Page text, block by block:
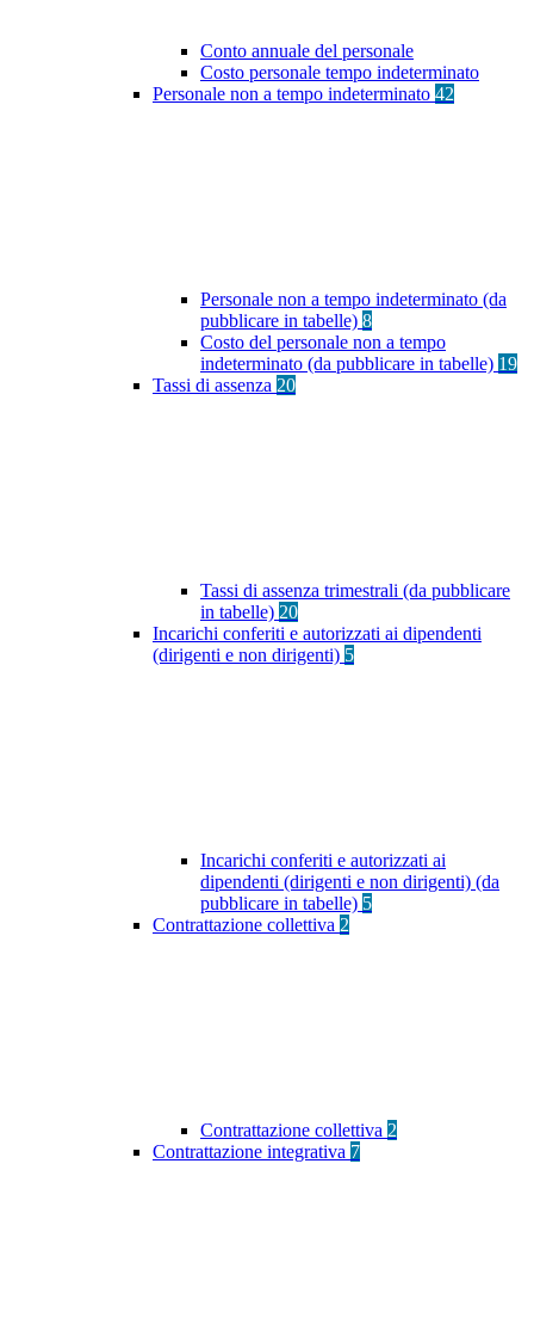
Conto annuale del personale
Costo personale tempo indeterminato
Personale non a tempo indeterminato 42
Personale non a tempo indeterminato (da
pubblicare in tabelle) 8
Costo del personale non a tempo
indeterminato (da pubblicare in tabelle) 19
Tassi di assenza 20
Tassi di assenza trimestrali (da pubblicare
in tabelle) 20
Incarichi conferiti e autorizzati ai dipendenti
(dirigenti e non dirigenti) 5
Incarichi conferiti e autorizzati ai
dipendenti (dirigenti e non dirigenti) (da
pubblicare in tabelle) 5
Contrattazione collettiva 2
Contrattazione collettiva 2
Contrattazione integrativa 7